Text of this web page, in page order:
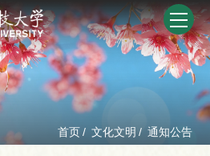
首页 / 文化文明 / 通知公告